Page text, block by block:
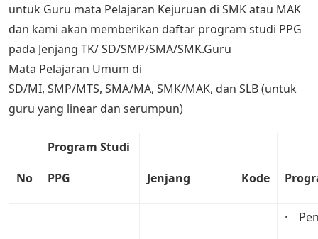
untuk Guru mata Pelajaran Kejuruan di SMK atau MAK
dan kami akan memberikan daftar program studi PPG
pada Jenjang TK/ SD/SMP/SMA/SMK.Guru
Mata Pelajaran Umum di
SD/MI, SMP/MTS, SMA/MA, SMK/MAK, dan SLB (untuk
guru yang linear dan serumpun)
No
Program Studi
PPG
Jenjang Kode
·